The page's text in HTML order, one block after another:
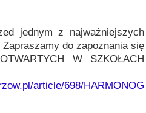
jednym z najważniejszych
do zapoznania się
W SZKOŁACH
article/698/HARMONOG